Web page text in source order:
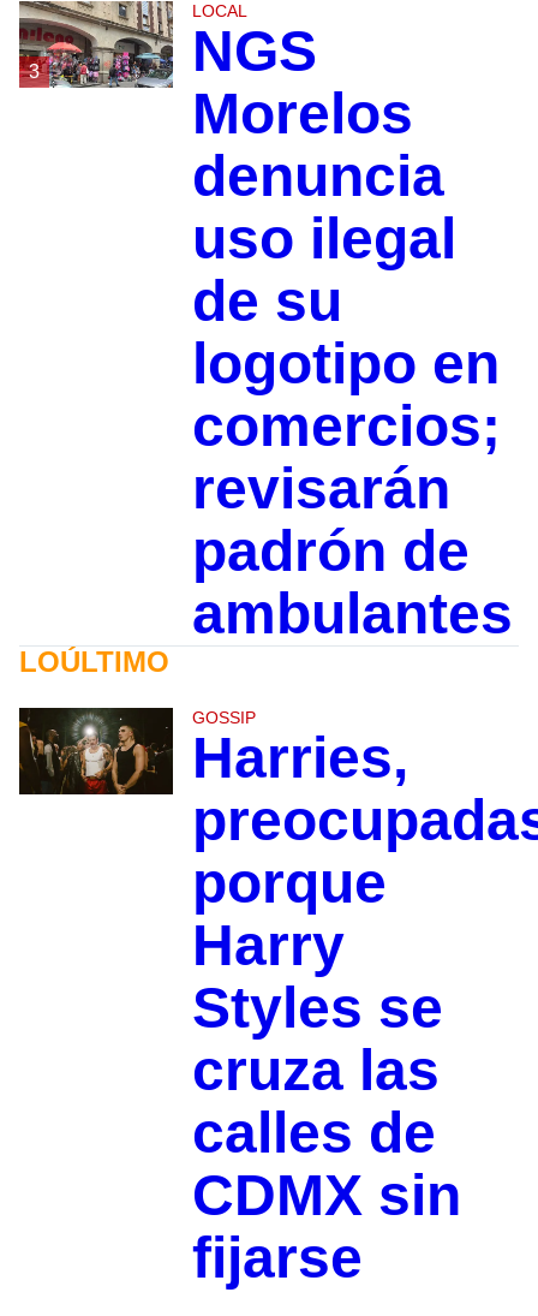
3
LOCAL
NGS
Morelos
denuncia
uso ilegal
de su
logotipo en
comercios;
revisarán
padrón de
ambulantes
LOÚLTIMO
GOSSIP
Harries,
porque
Harry
Styles se
cruza las
calles de
CDMX sin
fijarse